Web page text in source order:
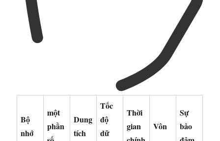
Bộ
nhớ
một
phần
Dung
tích
Tốc
độ
dữ
Thời
gian
Vôn
Sự
bảo